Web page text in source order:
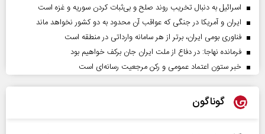
اسرائیل به دنبال تخریب روند صلح و بی‌ثبات کردن سوریه و غزه است
ایران و آمریکا در جنگی که عواقب آن محدود به دو کشور نخواهد ماند
فناوری بومی ایران، برتر از هر سامانه وارداتی در منطقه است
فرمانده نهاجا: در دفاع از ملت ایران جان برکف خواهیم بود
خبر ستون اعتماد عمومی و رکن مرجعیت رسانه‌ای است
گوناگون